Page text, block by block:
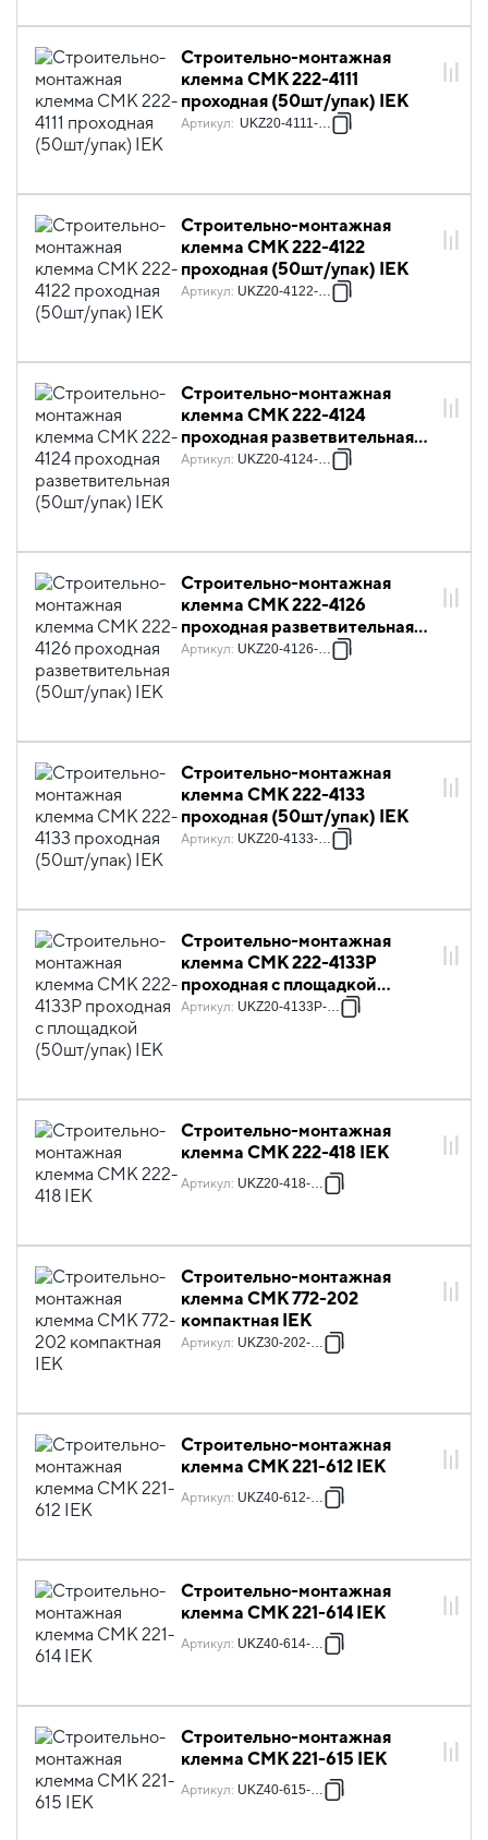
Строительно-монтажная
клемма СМК 222-4111
проходная (50шт/упак) IEK
Артикул: UKZ20-4111-050
Строительно-монтажная
клемма СМК 222-4122
проходная (50шт/упак) IEK
Артикул: UKZ20-4122-050
Строительно-монтажная
клемма СМК 222-4124
проходная разветвительная
(50шт/упак) IEK
Артикул: UKZ20-4124-050
Строительно-монтажная
клемма СМК 222-4126
проходная разветвительная
(50шт/упак) IEK
Артикул: UKZ20-4126-050
Строительно-монтажная
клемма СМК 222-4133
проходная (50шт/упак) IEK
Артикул: UKZ20-4133-050
Строительно-монтажная
клемма СМК 222-4133P
проходная с площадкой
(50шт/упак) IEK
Артикул: UKZ20-4133P-050
Строительно-монтажная
клемма СМК 222-418 IEK
Артикул: UKZ20-418-050
Строительно-монтажная
клемма СМК 772-202
компактная IEK
Артикул: UKZ30-202-001
Строительно-монтажная
клемма СМК 221-612 IEK
Артикул: UKZ40-612-050
Строительно-монтажная
клемма СМК 221-614 IEK
Артикул: UKZ40-614-050
Строительно-монтажная
клемма СМК 221-615 IEK
Артикул: UKZ40-615-050